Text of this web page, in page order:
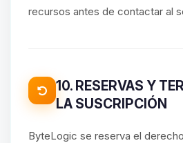
recursos antes de contactar al
10. RESERVAS Y
LA SUSCRIPCIÓN
ByteLogic se reserva el